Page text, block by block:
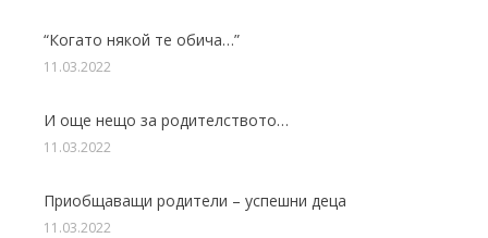
“Когато някой те обича…”
11.03.2022
И още нещо за родителството…
11.03.2022
Приобщаващи родители – успешни деца
11.03.2022